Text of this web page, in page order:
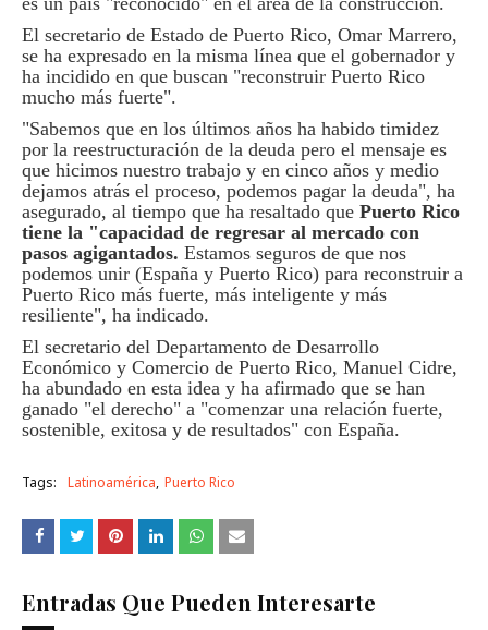
El secretario de Estado de Puerto Rico, Omar Marrero,
se ha expresado en la misma línea que el gobernador y
ha incidido en que buscan "reconstruir Puerto Rico
mucho más fuerte".
"Sabemos que en los últimos años ha habido timidez
por la reestructuración de la deuda pero el mensaje es
que hicimos nuestro trabajo y en cinco años y medio
dejamos atrás el proceso, podemos pagar la deuda", ha
asegurado, al tiempo que ha resaltado que Puerto Rico
tiene la "capacidad de regresar al mercado con
pasos agigantados. Estamos seguros de que nos
podemos unir (España y Puerto Rico) para reconstruir a
Puerto Rico más fuerte, más inteligente y más
resiliente", ha indicado.
El secretario del Departamento de Desarrollo
Económico y Comercio de Puerto Rico, Manuel Cidre,
ha abundado en esta idea y ha afirmado que se han
ganado "el derecho" a "comenzar una relación fuerte,
sostenible, exitosa y de resultados" con España.
Tags: Latinoamérica Puerto Rico
Entradas Que Pueden Interesarte